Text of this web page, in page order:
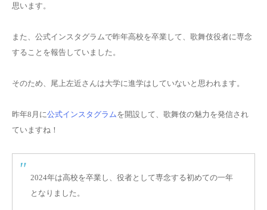
思います。
また、公式インスタグラムで昨年高校を卒業して、歌舞伎役者に専念
することを報告していました。
そのため、尾上左近さんは大学に進学はしていないと思われます。
昨年8月に公式インスタグラムを開設して、歌舞伎の魅力を発信され
ていますね！
2024年は高校を卒業し、役者として専念する初めての一年
となりました。